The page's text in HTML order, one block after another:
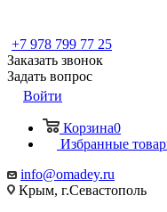
+7 978 799 77 25
Заказать звонок
Задать вопрос
Войти
Корзина0
Избранные
info@omadey.ru
Крым, г.Севастополь